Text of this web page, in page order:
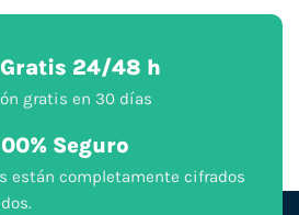
24/48 h
gratis en 30 días
Seguro
están completamente cifrados